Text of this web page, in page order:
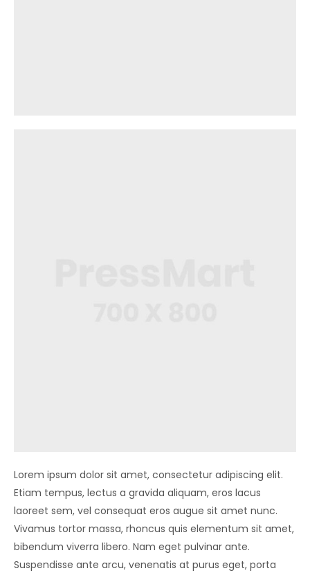
Lorem ipsum dolor sit amet, consectetur adipiscing elit.
Etiam tempus, lectus a gravida aliquam, eros lacus
laoreet sem, vel consequat eros augue sit amet nunc.
Vivamus tortor massa, rhoncus quis elementum sit amet,
bibendum viverra libero. Nam eget pulvinar ante.
Suspendisse ante arcu, venenatis at purus eget, porta